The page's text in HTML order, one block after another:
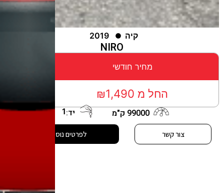
קיה 2019
NIRO
מחיר חודשי
החל מ ₪1,490
99000 ק"מ יד:1
צור קשר לפרטים נוספים